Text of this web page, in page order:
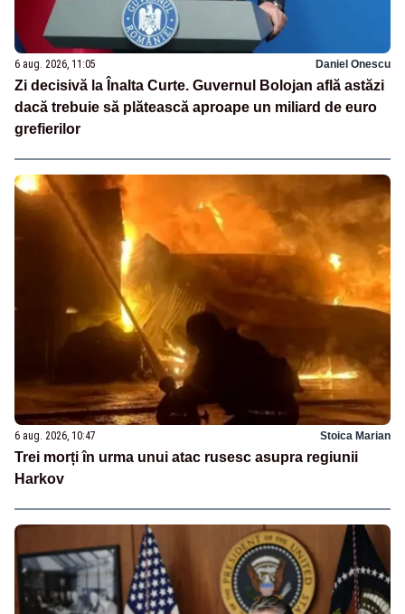
6 aug. 2026, 11:05 Daniel Onescu
Zi decisivă la Înalta Curte. Guvernul Bolojan află astăzi
dacă trebuie să plătească aproape un miliard de euro
grefierilor
6 aug. 2026, 10:47 Stoica Marian
Trei morți în urma unui atac rusesc asupra regiunii
Harkov